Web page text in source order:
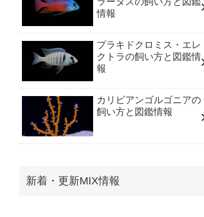
情報
プラキドクロミス・エレ
クトラの飼い方と図鑑情
報
カリビアンゴルゴニアの
飼い方と図鑑情報
新着・更新MIX情報